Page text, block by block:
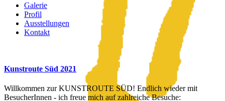
Galerie
Profil
Ausstellungen
Kontakt
Kunstroute Süd 2021
Willkommen zur KUNSTROUTE SÜD! Endlich wieder mit
BesucherInnen - ich freue mich auf zahlreiche Besuche: